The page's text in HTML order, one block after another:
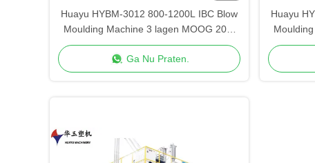
Huayu HYBM-3012 800-1200L IBC Blow
Moulding Machine 3 lagen MOOG 200-
puntscontrole
Ga Nu Praten.
Huayu